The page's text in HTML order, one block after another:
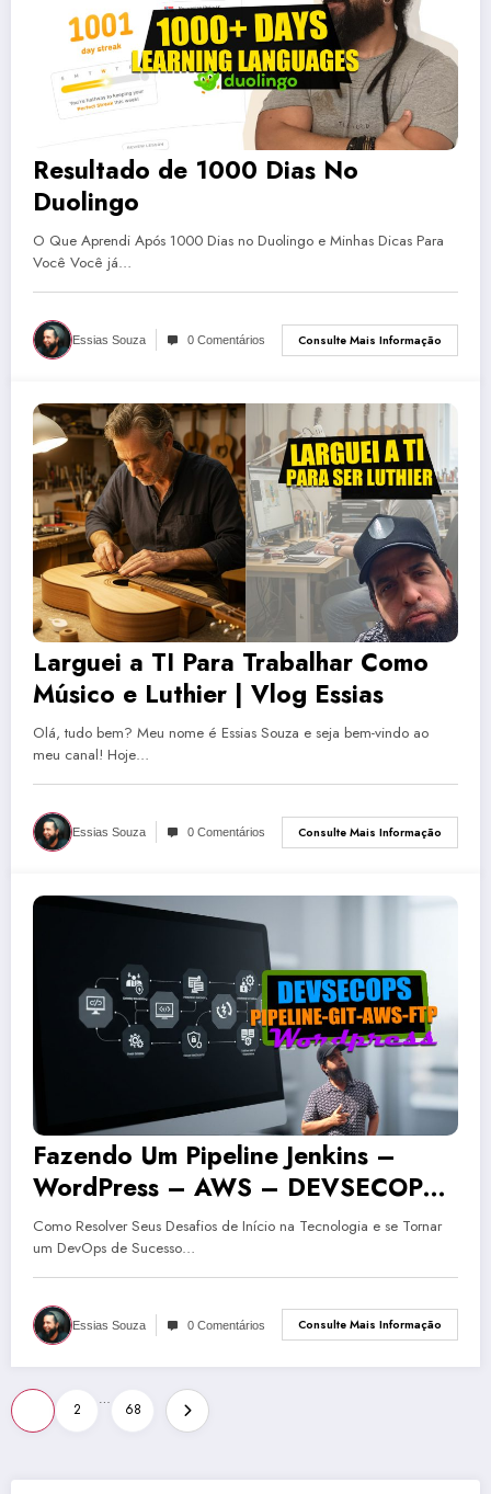
Resultado de 1000 Dias No
Duolingo
O Que Aprendi Após 1000 Dias no Duolingo e Minhas Dicas Para
Você Você já…
Essias Souza 0 Comentários Consulte Mais Informação
Larguei a TI Para Trabalhar Como
Músico e Luthier | Vlog Essias
Olá, tudo bem? Meu nome é Essias Souza e seja bem-vindo ao
meu canal! Hoje…
Essias Souza 0 Comentários Consulte Mais Informação
Fazendo Um Pipeline Jenkins –
WordPress – AWS – DEVSECOPS |
Tecnologia
Como Resolver Seus Desafios de Início na Tecnologia e se Tornar
um DevOps de Sucesso…
Essias Souza 0 Comentários Consulte Mais Informação
Paginação
de
posts
2
…
68